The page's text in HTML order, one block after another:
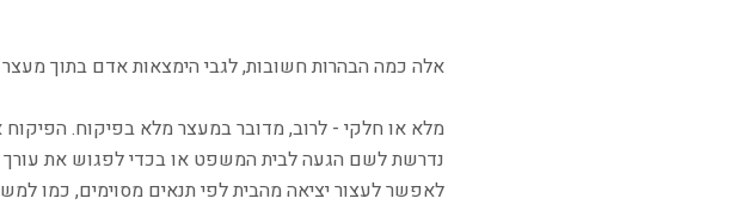
אלה כמה הבהרות חשובות, לגבי הימצאות אדם בתוך מעצר
מלא או חלקי - לרוב, מדובר במעצר מלא בפיקוח. הפיקוח
נדרשת לשם הגעה לבית המשפט או בכדי לפגוש את עורך
לאפשר לעצור יציאה מהבית לפי תנאים מסוימים, כמו